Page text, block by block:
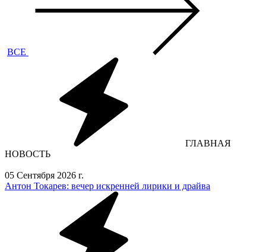
ВСЕ
ГЛАВНАЯ
НОВОСТЬ
05 Сентября 2026 г.
Антон Токарев: вечер искренней лирики и драйва